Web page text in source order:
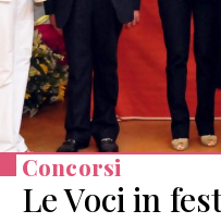
Concorsi
Le Voci in